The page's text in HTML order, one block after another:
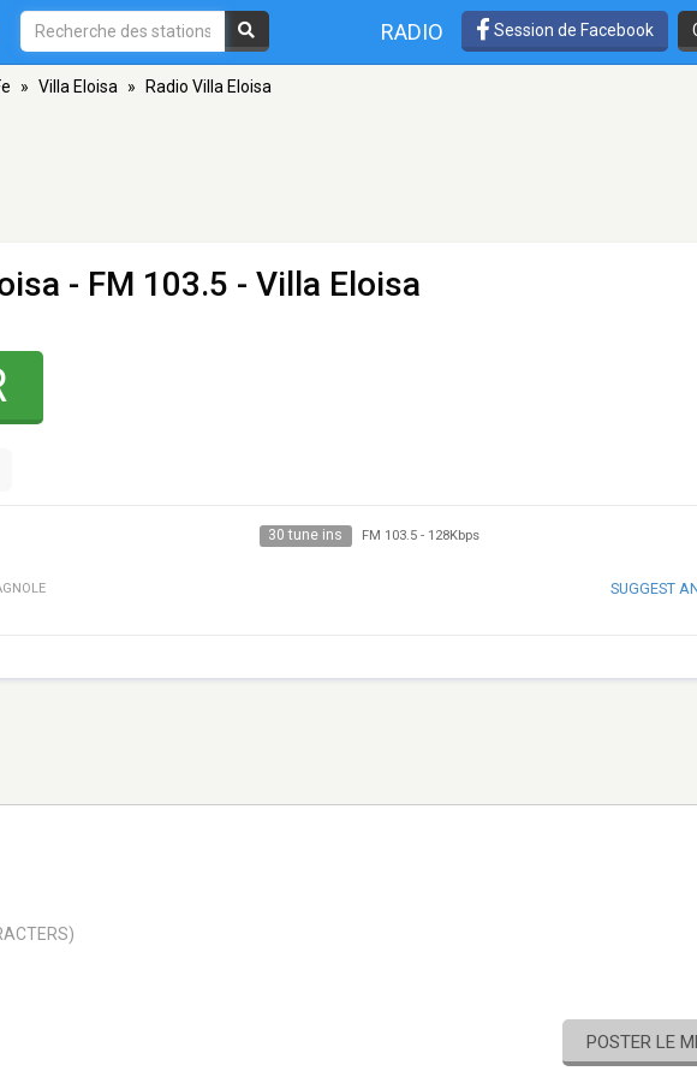
RADIO Session de Facebook
» Villa Eloisa » Radio Villa Eloisa
- FM 103.5 - Villa Eloisa
30 tune ins FM 103.5- 128Kbps
SUGGEST
POSTER LE